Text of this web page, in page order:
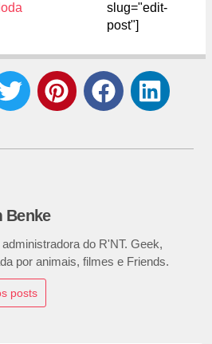
slug="edit-
post"]
Benke
administradora do R'NT. Geek,
por animais, filmes e Friends.
posts